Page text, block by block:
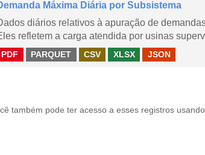
Máxima Diária por Subsistema
diários relativos à apuração de
refletem a carga atendida por usinas
PDF PARQUET CSV XLSX JSON
também pode ter acesso a esses registros